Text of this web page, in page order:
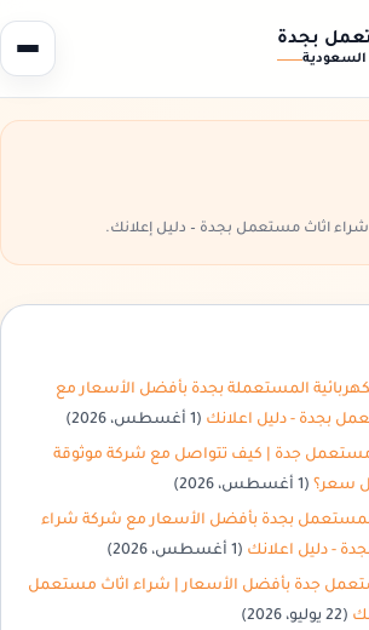
بجدة
السعودية
اثاث مستعمل بجدة – دليل إعلانك.
المستعملة بجدة بأفضل الأسعار مع
بجدة - دليل اعلانك (1 أغسطس، 2026)
مستعمل جدة | كيف تتواصل مع شركة موثوقة
سعر؟ (1 أغسطس، 2026)
بجدة بأفضل الأسعار مع شركة شراء
- دليل اعلانك (1 أغسطس، 2026)
جدة بأفضل الأسعار | شراء اثاث مستعمل
(22 يوليو، 2026)